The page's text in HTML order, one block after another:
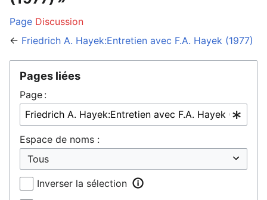
Page Discussion
← Friedrich A. Hayek:Entretien avec F.A. Hayek (1977)
Pages liées
Page :
Espace de noms :
Inverser la sélection